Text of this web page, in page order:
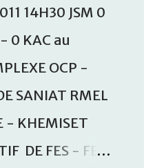
14H30 JSM 0
0 KAC au
OCP -
SANIAT RMEL
- KHEMISET
DE FES - FES